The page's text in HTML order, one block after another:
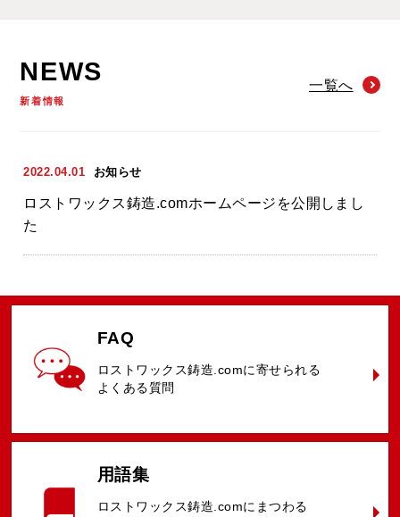
NEWS
新着情報
一覧へ
2022.04.01 お知らせ
ロストワックス鋳造.comホームページを公開しまし
た
FAQ
ロストワックス鋳造.comに 寄せられる
よくある質問
用語集
ロストワックス鋳造.comに まつわる